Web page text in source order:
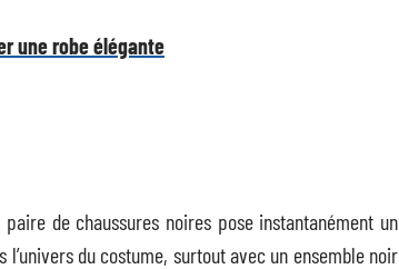
une robe élégante
de chaussures noires pose instantanément un
du costume, surtout avec un ensemble noir